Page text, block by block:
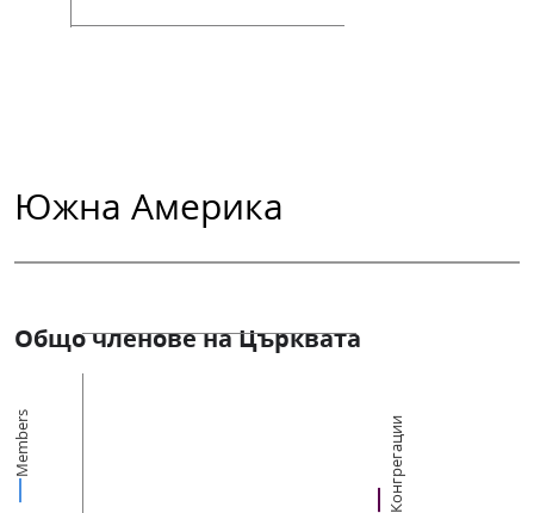
Южна Америка
Общо членове на Църквата
Members Конгрегации